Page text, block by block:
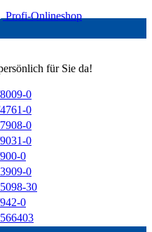
für Sie da!
0
0
0
0
0
0
30
0
Profi-Onlineshop